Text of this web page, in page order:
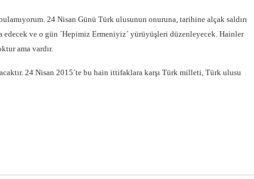
24 Nisan Günü Türk ulusunun onuruna, tarihine alçak saldırı
edecek ve o gün ´Hepimiz Ermeniyiz´ yürüyüşleri düzenleyecek. Hainler
ama vardır.
24 Nisan 2015´te bu hain ittifaklara karşı Türk milleti, Türk ulusu